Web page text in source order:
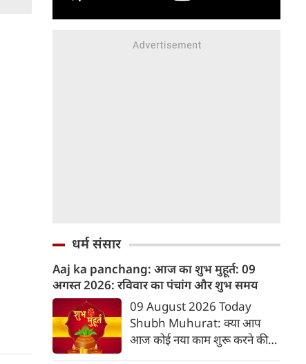
धर्म संसार
Aaj ka panchang: आज का शुभ मुहूर्त: 09
अगस्‍त 2026: रविवार का पंचांग और शुभ समय
09 August 2026 Today
Shubh Muhurat: क्या आप
आज कोई नया काम शुरू करने की